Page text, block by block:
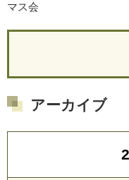
マス会
アーカイブ